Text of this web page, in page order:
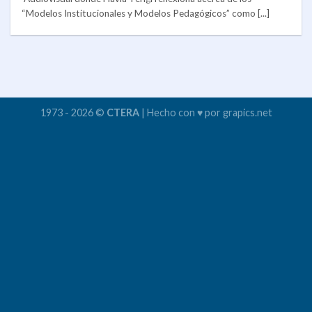
“Modelos Institucionales y Modelos Pedagógicos” como [...]
1973 - 2026 © CTERA| Hecho con ♥ por grapics.net